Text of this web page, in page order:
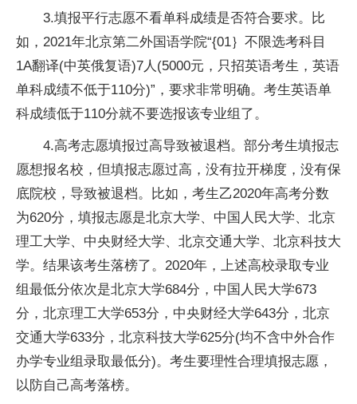
3.填报平行志愿不看单科成绩是否符合要求。比
如，2021年北京第二外国语学院“{01｝不限选考科目
1A翻译(中英俄复语)7人(5000元，只招英语考生，英语
单科成绩不低于110分)”，要求非常明确。考生英语单
科成绩低于110分就不要选报该专业组了。
4.高考志愿填报过高导致被退档。部分考生填报志
愿想报名校，但填报志愿过高，没有拉开梯度，没有保
底院校，导致被退档。比如，考生乙2020年高考分数
为620分，填报志愿是北京大学、中国人民大学、北京
理工大学、 中央财经大学、北京交通大学、北京科技大
学。结果该考生落榜了。2020年，上述高校录取专业
组最低分依次是北京大学684分，中国人民大学673
分，北京理工大学653分， 中央财经大学643分，北京
交通大学633分，北京科技大学625分(均不含中外合作
办学专业组录取最低分)。考生要理性合理填报志愿，
以防自己高考落榜。